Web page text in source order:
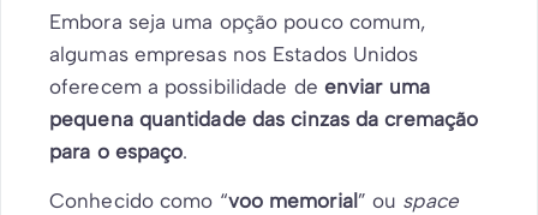
Embora seja uma opção pouco comum,
algumas empresas nos Estados Unidos
oferecem a possibilidade de enviar uma
pequena quantidade das cinzas da cremação
para o espaço.
Conhecido como “voo memorial ” ou space